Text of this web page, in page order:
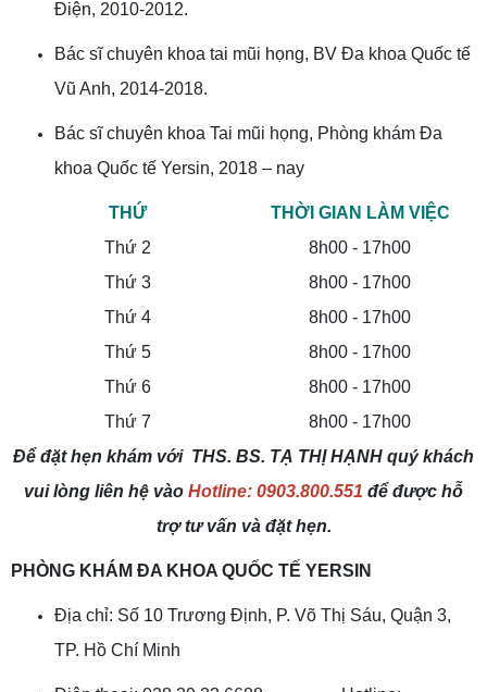
Điện, 2010-2012.
Bác sĩ chuyên khoa tai mũi họng, BV Đa khoa Quốc tế
Vũ Anh, 2014-2018.
Bác sĩ chuyên khoa Tai mũi họng, Phòng khám Đa
khoa Quốc tế Yersin, 2018 – nay
THỨ
THỜI GIAN LÀM VIỆC
Thứ 2
8h00 - 17h00
Thứ 3
8h00 - 17h00
Thứ 4
8h00 - 17h00
Thứ 5
8h00 - 17h00
Thứ 6
8h00 - 17h00
Thứ 7
8h00 - 17h00
Để đặt hẹn khám với THS. BS. TẠ THỊ HẠNH quý khách
vui lòng liên hệ vào Hotline: 0903.800.551 để được hỗ
trợ tư vấn và đặt hẹn.
PHÒNG KHÁM ĐA KHOA QUỐC TẾ YERSIN
Địa chỉ: Số 10 Trương Định, P. Võ Thị Sáu, Quận 3,
TP. Hồ Chí Minh